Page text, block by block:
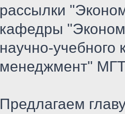
рассылки
кафедры
научно-
менеджмент"
Предлагаем